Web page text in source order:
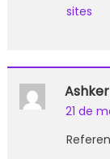
sites
21 de